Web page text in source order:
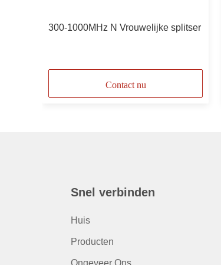
300-1000MHz N Vrouwelijke splitser
Contact nu
Snel verbinden
Huis
Producten